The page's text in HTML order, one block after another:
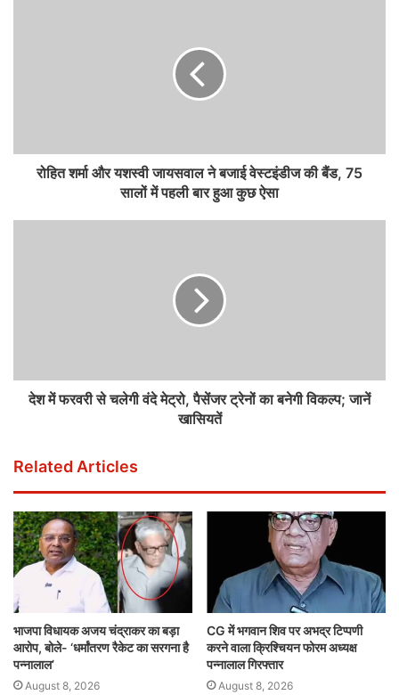
रोहित शर्मा और यशस्वी जायसवाल ने बजाई वेस्टइंडीज की बैंड, 75
सालों में पहली बार हुआ कुछ ऐसा
देश में फरवरी से चलेगी वंदे मेट्रो, पैसेंजर ट्रेनों का बनेगी विकल्प; जानें
खासियतें
Related Articles
भाजपा विधायक अजय चंद्राकर का बड़ा
आरोप, बोले- ‘धर्मांतरण रैकेट का सरगना है
पन्नालाल’
August 8, 2026
CG में भगवान शिव पर अभद्र टिप्पणी
करने वाला क्रिश्चियन फोरम अध्यक्ष
पन्नालाल गिरफ्तार
August 8, 2026